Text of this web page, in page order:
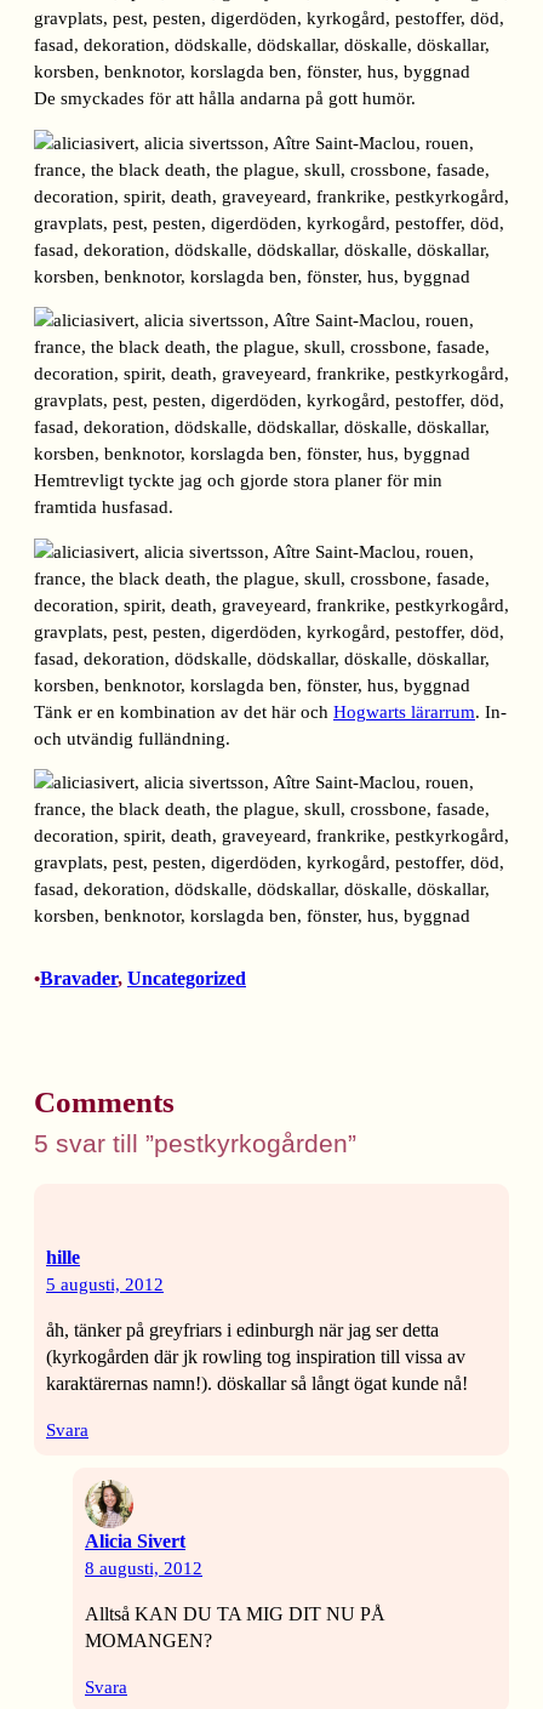
De smyckades för att hålla andarna på gott humör.
Hemtrevligt tyckte jag och gjorde stora planer för min
framtida husfasad.
Tänk er en kombination av det här och Hogwarts lärarrum. In-
och utvändig fulländning.
•Bravader, Uncategorized
Comments
5 svar till ”pestkyrkogården”
hille
5 augusti, 2012
åh, tänker på greyfriars i edinburgh när jag ser detta
(kyrkogården där jk rowling tog inspiration till vissa av
karaktärernas namn!). döskallar så långt ögat kunde nå!
Svara
Alicia Sivert
8 augusti, 2012
Alltså KAN DU TA MIG DIT NU PÅ
MOMANGEN?
Svara